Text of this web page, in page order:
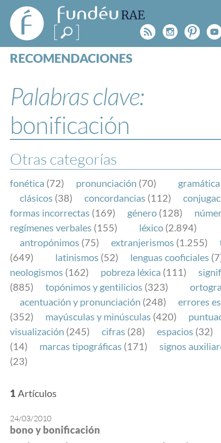
FundéuRAE
- Fundación
del Español
Urgente
Rss
RECOMENDACIONES
ESPECIALES
BLOG
NOTICIAS
FundéuRAE es una fundación patrocinada por la
y la Real Academia Española, cuyo objetivo es
el buen uso del español en los medios de
Internet.
Palabras clave:
bonificación
Otras categorías
fonética (72) pronunciación (70) gramática
clásicos (38) concordancias (112)
formas incorrectas (169) género (128)
regímenes verbales (155) léxico (2.894)
antropónimos (75) extranjerismos (1.255)
(649)
latinismos (52) lenguas cooficiales
neologismos (162) pobreza léxica (111)
(885)
topónimos y gentilicios (323)
acentuación y pronunciación (248)
errores
(352)
mayúsculas y minúsculas (420)
visualización (245) cifras (28) espacios (32)
(14)
marcas tipográficas (171)
signos
(23)
1 Artículos
24/03/2010
bono y bonificación